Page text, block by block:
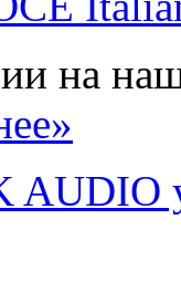
на
AUDIO